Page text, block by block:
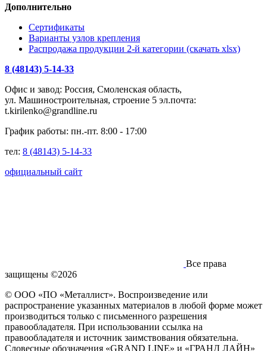
Дополнительно
Сертификаты
Варианты узлов крепления
Распродажа продукции 2-й категории (скачать xlsx)
8 (48143) 5-14-33
Офис и завод: Россия, Смоленская область,
ул. Машиностроительная, строение 5 эл.почта:
t.kirilenko@grandline.ru
График работы: пн.-пт. 8:00 - 17:00
тел: 8 (48143) 5-14-33
официальный сайт
Все права
защищены ©2026
© ООО «ПО «Металлист». Воспроизведение или
распространение указанных материалов в любой форме может
производиться только с письменного разрешения
правообладателя. При использовании ссылка на
правообладателя и источник заимствования обязательна.
Словесные обозначения «GRAND LINE» и «ГРАНД ЛАЙН»